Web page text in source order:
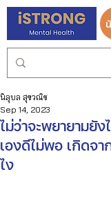
ไม่ว่าจะพยายามยั
เองดีไม่พอ เกิดจา
ไง
นิลุบล สุขวณิช
Sep 14, 2023